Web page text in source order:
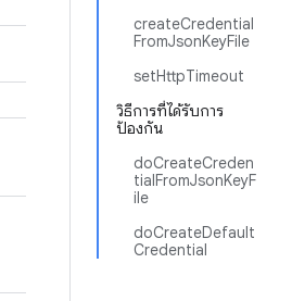
createCredential
FromJsonKeyFile
setHttpTimeout
วิธีการที่ได้รับการ
ป้องกัน
doCreateCreden
tialFromJsonKeyF
ile
doCreateDefault
Credential